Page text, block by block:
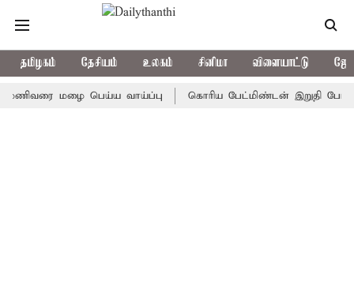
தமிழகம் தேசியம் உலகம் சினிமா விளையாட்டு
மழை பெய்ய வாய்ப்பு கொரிய பேட்மிண்டன் இறுதி போட்டி;